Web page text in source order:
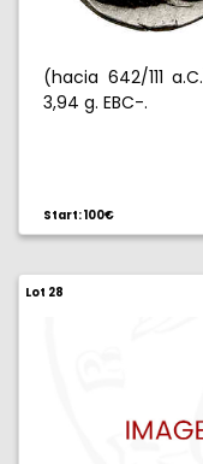
(hacia 642/111
3,94 g. EBC-.
Start: 100€
Lot 28